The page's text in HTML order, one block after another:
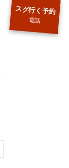
スグ行く予約
電話